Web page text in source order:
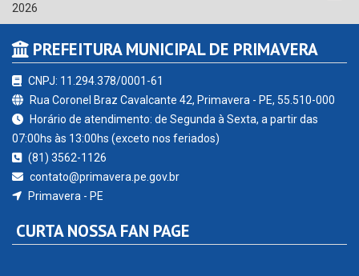
2026
PREFEITURA MUNICIPAL DE PRIMAVERA
CNPJ: 11.294.378/0001-61
Rua Coronel Braz Cavalcante 42, Primavera - PE, 55.510-000
Horário de atendimento: de Segunda à Sexta, a partir das
07:00hs às 13:00hs (exceto nos feriados)
(81) 3562-1126
contato@primavera.pe.gov.br
Primavera - PE
CURTA NOSSA FAN PAGE